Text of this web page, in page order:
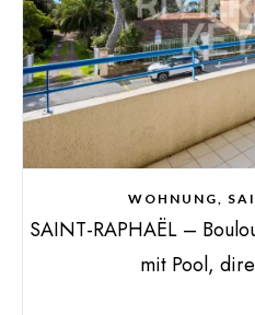
WOHNUNG,
SAINT-RAPHAËL –
mit Pool,